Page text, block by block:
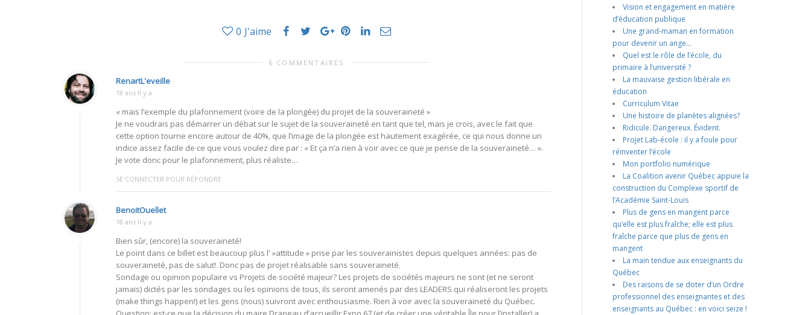
0 J'aime
6 COMMENTAIRES
RenartL'eveille
18 ans Il y a
« mais l’exemple du plafonnement (voire de la plongée) du projet de la souveraineté »
Je ne voudrais pas démarrer un débat sur le sujet de la souveraineté en tant que tel, mais je crois, avec le fait que
cette option tourne encore autour de 40%, que l’image de la plongée est hautement exagérée, ce qui nous donne un
indice assez facile de ce que vous voulez dire par : « Et ça n’a rien à voir avec ce que je pense de la souveraineté… ».
Je vote donc pour le plafonnement, plus réaliste…
SE CONNECTER POUR RÉPONDRE
BenoitOuellet
18 ans Il y a
Bien sûr, (encore) la souveraineté!
Le point dans ce billet est beaucoup plus l' »attitude » prise par les souverainistes depuis quelques années: pas de
souveraineté, pas de salut!. Donc pas de projet réalisable sans souveraineté.
Sondage ou opinion populaire vs Projets de société majeur? Les projets de sociétés majeurs ne sont (et ne seront
jamais) dictés par les sondages ou les opinions de tous, ils seront amenés par des LEADERS qui réaliseront les projets
(make things happen!) et les gens (nous) suivront avec enthousiasme. Rien à voir avec la souveraineté du Québec.
Vision et engagement en matière
d’éducation publique
Une grand-maman en formation
pour devenir un ange…
Quel est le rôle de l’école, du
primaire à l’université ?
La mauvaise gestion libérale en
éducation
Curriculum Vitae
Une histoire de planètes alignées?
Ridicule. Dangereux. Évident.
Projet Lab-école : il y a foule pour
réinventer l’école
Mon portfolio numérique
La Coalition avenir Québec appuie la
construction du Complexe sportif de
l’Académie Saint-Louis
Plus de gens en mangent parce
qu’elle est plus fraîche; elle est plus
fraîche parce que plus de gens en
mangent
La main tendue aux enseignants du
Québec
Des raisons de se doter d’un Ordre
professionnel des enseignantes et des
enseignants au Québec : en voici seize !